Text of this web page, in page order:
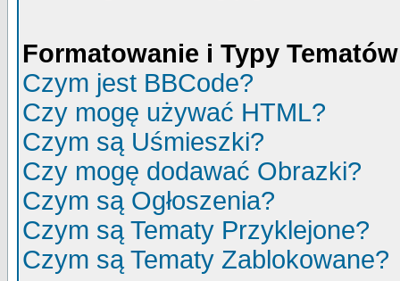
Formatowanie i Typy Tematów
Czym jest BBCode?
Czy mogę używać HTML?
Czym są Uśmieszki?
Czy mogę dodawać Obrazki?
Czym są Ogłoszenia?
Czym są Tematy Przyklejone?
Czym są Tematy Zablokowane?